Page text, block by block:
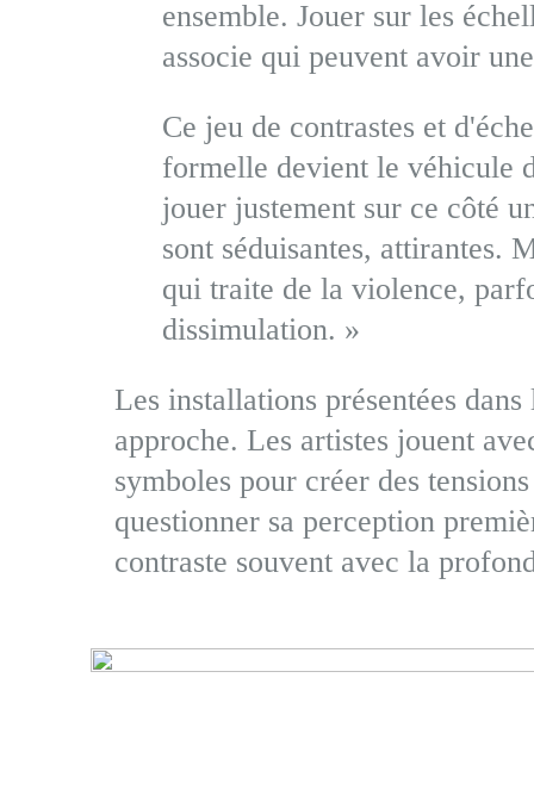
ensemble. Jouer sur les
associe qui peuvent avoir
Ce jeu de contrastes et
formelle devient le véhicule
jouer justement sur ce côté
sont séduisantes, attirantes.
qui traite de la violence,
dissimulation. »
Les installations présentées
approche. Les artistes jouent
symboles pour créer des
questionner sa perception
contraste souvent avec la